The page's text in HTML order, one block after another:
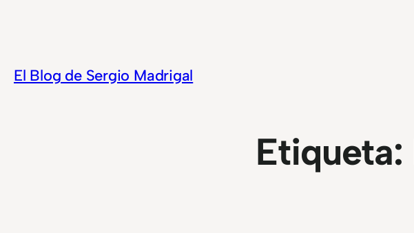
El Blog de Sergio Madrigal
Etiqueta: